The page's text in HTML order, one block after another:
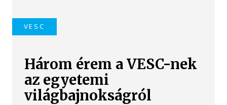
VESC
Három érem a VESC-nek
az egyetemi
világbajnokságról